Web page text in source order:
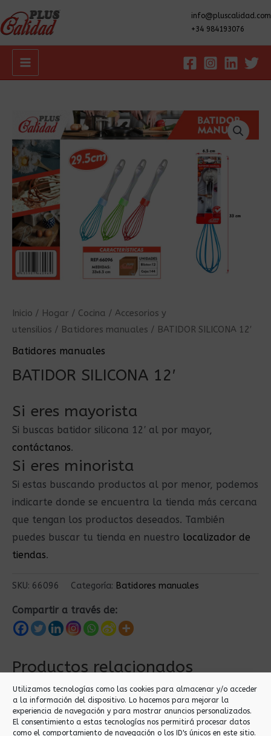
Utilizamos tecnologías como las cookies para almacenar y/o acceder
a la información del dispositivo. Lo hacemos para mejorar la
experiencia de navegación y para mostrar anuncios personalizados.
El consentimiento a estas tecnologías nos permitirá procesar datos
como el comportamiento de navegación o los ID's únicos en este sitio.
info@pluscalidad.com
+34 984193076
Main
Inicio / Hogar / Cocina / Accesorios y
utensilios / Batidores manuales / BATIDOR SILICONA 12′
Batidores manuales
BATIDOR SILICONA 12′
Si eres mayorista
Si buscas batidor silicona 12′ al por mayor,
contáctanos.
Si eres minorista
Si estas buscando productos al por menor, podemos
indicarte donde se encuentra la tienda más cercana
que tengan los productos deseados. También
puedes buscar tu tienda en nuestro localizador de
tiendas.
SKU: 66096 Categoría: Batidores manuales
Compartir a través de:
Productos relacionados